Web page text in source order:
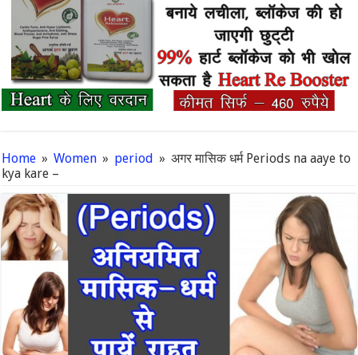
Home » Women » period » अगर मासिक धर्म Periods na aaye to
kya kare –